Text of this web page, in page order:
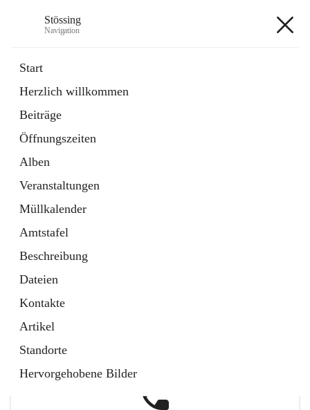
Stössing
Navigation
Start
Herzlich willkommen
Beiträge
Öffnungszeiten
Alben
Veranstaltungen
Müllkalender
Amtstafel
Beschreibung
Dateien
Kontakte
Artikel
Standorte
Hervorgehobene Bilder
Datei
in
Tab
Kindergarten
öffnet
in
neuem
Tab